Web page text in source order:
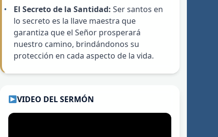
El Secreto de la Santidad: Ser santos en
lo secreto es la llave maestra que
garantiza que el Señor prosperará
nuestro camino, brindándonos su
protección en cada aspecto de la vida.
VIDEO DEL SERMÓN